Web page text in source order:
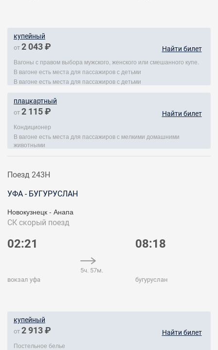
купейный
от 2 043 ₽ Найти билет
Вагоны с правом выбора мужского, женского или смешанного купе.
В вагоне есть места для пассажиров с детьми
В вагоне есть места для пассажиров с детьми
плацкартный
от 2 115 ₽ Найти билет
Кондиционер
В вагоне есть места для пассажиров с мелкими домашними
животными
Поезд 243Н
УФА - БУГУРУСЛАН
Новокузнецк - Анапа
СК скорый поезд
02:21
вокзал уфа
5ч. 57м.
08:18
бугуруслан
купейный
от 2 913 ₽ Найти билет
Постельное белье